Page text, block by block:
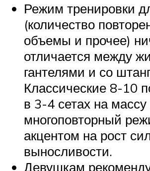
Режим тренировки
(количество
объемы и прочее)
отличается между
гантелями и со
Классические 8-10
в 3-4 сетах на массу
многоповторный
акцентом на рост
выносливости.
Девушкам